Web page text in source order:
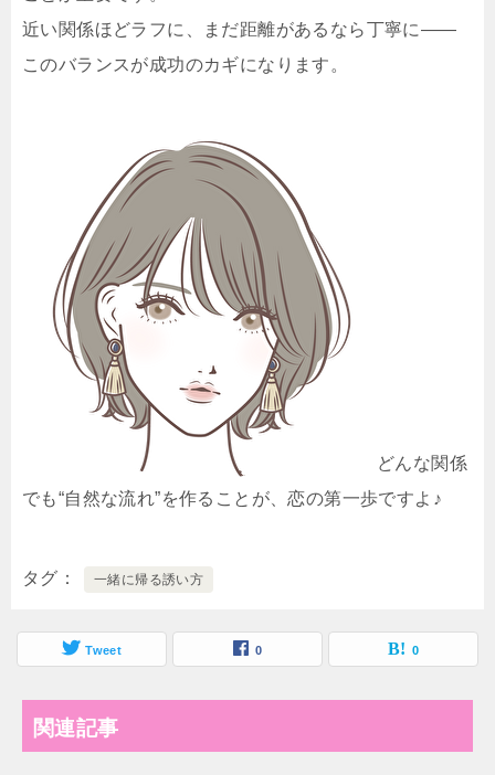
近い関係ほどラフに、まだ距離があるなら丁寧に――
このバランスが成功のカギになります。
どんな関係
でも“自然な流れ”を作ることが、恋の第一歩ですよ♪
タグ 一緒に帰る誘い方
Tweet 0 0
関連記事